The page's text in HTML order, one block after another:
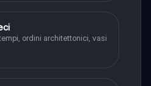
ordini architettonici, vasi